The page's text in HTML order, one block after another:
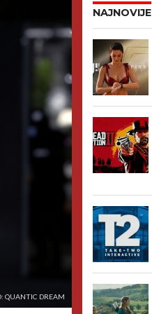
QUANTIC DREAM
NAJNOVIJE